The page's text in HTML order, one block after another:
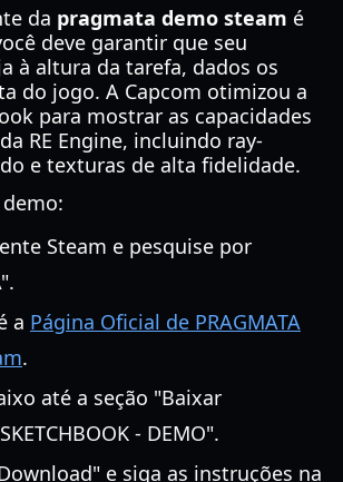
da pragmata demo steam é
deve garantir que seu
à altura da tarefa, dados os
do jogo. A Capcom otimizou a
para mostrar as capacidades
RE Engine, incluindo ray-
e texturas de alta fidelidade.
Steam e pesquise por
a Página Oficial de PRAGMATA
.
até a seção "Baixar
- DEMO".
e siga as instruções na